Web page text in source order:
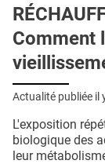
E-REVUE SAD
THÉMA
L'APP
PUBLICITÉ
Comment
Actualité publiée il
L'exposition
biologique des
leur